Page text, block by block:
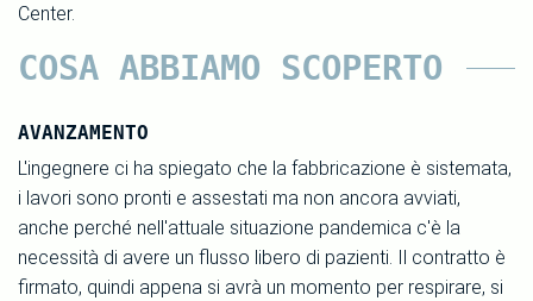
Center.
COSA ABBIAMO SCOPERTO
AVANZAMENTO
L'ingegnere ci ha spiegato che la fabbricazione è sistemata,
i lavori sono pronti e assestati ma non ancora avviati,
anche perché nell'attuale situazione pandemica c'è la
necessità di avere un flusso libero di pazienti. Il contratto è
firmato, quindi appena si avrà un momento per respirare, si